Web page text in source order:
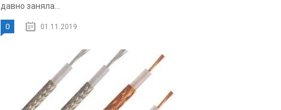
давно заняла...
0 01.11.2019